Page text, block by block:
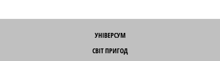
УНІВЕРСУМ
СВІТ ПРИГОД